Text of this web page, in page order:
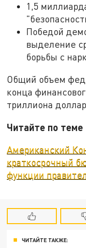
1,5
Победой
выделение
борьбы с
Общий объем
конца
триллиона
Читайте по теме
Американский
краткосрочный
функции
ЧИТАЙТЕ ТАКЖЕ: